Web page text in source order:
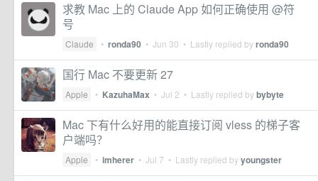
求教 Mac 上的 Claude App 如何正确使用 @符
号
Claude • ronda90 • Jun 30 • Lastly replied byronda90
国行 Mac 不要更新 27
Apple • KazuhaMax • Jul 2 • Lastly replied bybybyte
Mac 下有什么好用的能直接订阅 vless 的梯子客
户端吗？
Apple • imherer • Jul 7 • Lastly replied byyoungster